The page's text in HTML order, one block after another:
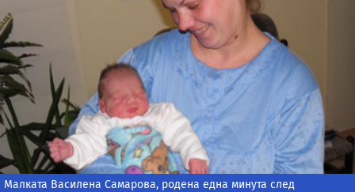
Малката Василена Самарова, родена една минута след